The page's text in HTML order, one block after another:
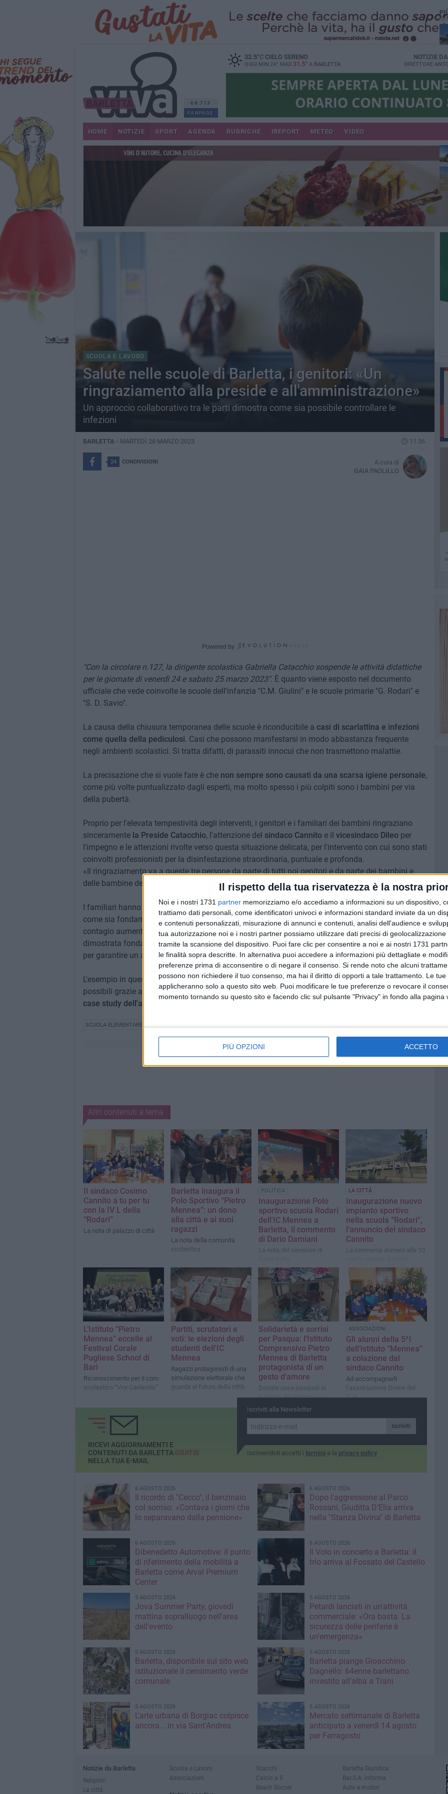
Il rispetto della tua riservatezza è la nostra
Noi e i nostri 1731 partner memorizziamo e/o accediamo a informazioni su un dispositivo,
trattiamo dati personali, come identificatori univoci e informazioni standard inviate da un
e contenuti personalizzati, misurazione di annunci e contenuti, analisi dell'audience e
tua autorizzazione noi e i nostri partner possiamo utilizzare dati precisi di
tramite la scansione del dispositivo. Puoi fare clic per consentire a noi e ai nostri 1731
le finalità sopra descritte. In alternativa puoi accedere a informazioni più dettagliate e
preferenze prima di acconsentire o di negare il consenso. Si rende noto che alcuni
possono non richiedere il tuo consenso, ma hai il diritto di opporti a tale trattamento. Le
applicheranno solo a questo sito web. Puoi modificare le tue preferenze o revocare il
momento tornando su questo sito e facendo clic sul pulsante "Privacy" in fondo alla pagina
PIÙ OPZIONI ACCETTO
68.713
FANPAGE
32.5°CCIELO SERENO
OGGI MIN 24° MAX 31.5° A BARLETTA
NOTIZIE
DIRETTORE
HOME NOTIZIE SPORT AGENDA RUBRICHE IREPORT METEO VIDEO
SCUOLA E LAVORO
Salute nelle scuole di Barletta, i genitori: «Un
ringraziamento alla preside e all'amministrazione»
Un approccio collaborativo tra le parti dimostra come sia possibile controllare le
infezioni
BARLETTA - MARTEDÌ 28 MARZO 2023 11.56
24 CONDIVISIONI
A cura di
GAIA PAOLILLO
Powered by
"Con la circolare n.127, la dirigente scolastica Gabriella Catacchio sospende le attività didattiche
per le giornate di venerdì 24 e sabato 25 marzo 2023". È quanto viene esposto nel documento
ufficiale che vede coinvolte le scuole dell'infanzia "C.M. Giulini" e le scuole primarie "G. Rodari" e
"S. D. Savio".
La causa della chiusura temporanea delle scuole è riconducibile a casi di scarlattina e infezioni
come quella della pediculosi. Casi che possono manifestarsi in modo abbastanza frequente
negli ambienti scolastici. Si tratta difatti, di parassiti innocui che non trasmettono malattie.
La precisazione che si vuole fare è che non sempre sono causati da una scarsa igiene personale,
come più volte puntualizzato dagli esperti, ma molto spesso i più colpiti sono i bambini per via
della pubertà.
Proprio per l'elevata tempestività degli interventi, i genitori e i familiari dei bambini ringraziano
sinceramente la Preside Catacchio, l'attenzione del sindaco Cannitoe il vicesindaco Dileoper
l'impegno e le attenzioni rivolte verso questa situazione delicata, per l'intervento con cui sono stati
coinvolti professionisti per la disinfestazione straordinaria, puntuale e profonda.
«Il ringraziamento va a queste tre persone da parte di tutti noi genitori e da parte dei bambini e
delle bambine dell'istituto».
I familiari hanno sicuramente il principale compito di prevenzione, ma questo caso ci dimostra
come sia fondamentale anche il sostegno di tutti gli altri soggetti annessi per evitare che il
contagio aumenti.
La cooperazione tra le parti, così come è avvenuto in questo caso, si è
dimostrata fondamentale ed esempio di come la proattività sia una caratteristica fondamentale
per garantire un ambiente il più sicuro possibile per tutti.
L'esempio in questione ci dimostra come il contrasto e il controllo di fenomeni come questo sono
possibili grazie alla responsabilizzazione di tutti e al coinvolgimento delle famiglie.Un perfetto
case study dell'approccio collaborativo e responsabilizzante da cui trarre insegnamento.
SCUOLA ELEMENTARE "SAN DOMENICO SAVIO"
Altri contenuti a tema
Il sindaco Cosimo
Cannito a tu per tu
con la IV L della
“Rodari”
La nota di palazzo di città
1
Barletta inaugura il
Polo Sportivo “Pietro
Mennea”: un dono
alla città e ai suoi
ragazzi
La nota della comunità
scolastica
5
POLITICA
Inaugurazione Polo
sportivo scuola Rodari
dell'IC Mennea a
Barletta, il commento
di Dario Damiani
La nota del senatore di
LA CITTÀ
Inaugurazione nuovo
impianto sportivo
nella scuola “Rodari”,
l’annuncio del sindaco
Cannito
La cerimonia domani alle 10
Mennea, Manuela Olivieri
L’Istituto “Pietro
Mennea” eccelle al
Festival Corale
Pugliese School di
Bari
Riconoscimento per il coro
scolastico “Vox Caelestis”
Partiti, scrutatori e
voti: le elezioni degli
studenti dell'IC
Mennea
Ragazzi protagonisti di una
simulazione elettorale che
guarda al futuro della città
Solidarietà e sorrisi
per Pasqua: l’Istituto
Comprensivo Pietro
Mennea di Barletta
protagonista di un
gesto d’amore
Donate uova pasquali ai
bambini del reparto ema-
oncologico dell’ospedale di
Centro di disabilità “Gli
Angeli di Padre Pio”
ASSOCIAZIONI
Gli alunni della 5^I
dell’istituto “Mennea”
a colazione dal
sindaco Cannito
Ad accompagnarli
l’associazione Divine del
Sud
Iscriviti alla Newsletter
Iscriviti
Iscrivendoti accetti i termini e la privacy policy
RICEVI AGGIORNAMENTI E
CONTENUTI DA BARLETTA GRATIS
NELLA TUA E-MAIL
6 AGOSTO 2026
Il ricordo di "Cecco", il benzinaio
col sorriso: «Contava i giorni che
lo separavano dalla pensione»
6 AGOSTO 2026
Dopo l'aggressione al Parco
Rossani, Giuditta D'Elia arriva
nella "Stanza Divina" di Barletta
6 AGOSTO 2026
Dibenedetto Automotive: il punto
di riferimento della mobilità a
Barletta come Arval Premium
Center
6 AGOSTO 2026
Il Volo in concerto a Barletta: il
trio arriva al Fossato del Castello
5 AGOSTO 2026
Jova Summer Party, giovedì
mattina sopralluogo nell'area
dell'evento
5 AGOSTO 2026
Petardi lanciati in un'attività
commerciale: «Ora basta. La
sicurezza delle periferie è
un'emergenza»
5 AGOSTO 2026
Barletta, disponibile sul sito web
istituzionale il censimento verde
comunale
5 AGOSTO 2026
Barletta piange Gioacchino
Dagnello: 64enne barlettano
investito all'alba a Trani
5 AGOSTO 2026
L'arte urbana di Borgiac colpisce
ancora... in via Sant'Andrea
5 AGOSTO 2026
Mercato settimanale di Barletta
anticipato a venerdì 14 agosto
per Ferragosto
Notizie da Barletta
Religioni
La città
Scuola e Lavoro
Associazioni
Scacchi
Calcio a 5
Beach Soccer
Barletta Giuridica
Bar.S.A. informa
Auto e motori